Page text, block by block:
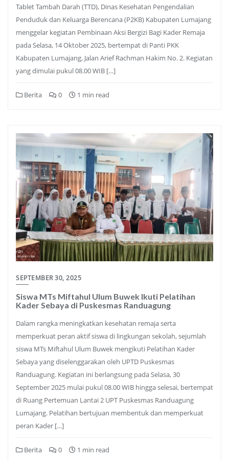
Tablet Tambah Darah (TTD), Dinas Kesehatan Pengendalian
Penduduk dan Keluarga Berencana (P2KB) Kabupaten Lumajang
menggelar kegiatan Pembinaan Aksi Bergizi Bagi Kader Remaja
pada Selasa, 14 Oktober 2025, bertempat di Panti PKK
Kabupaten Lumajang, Jalan Arief Rachman Hakim No. 2. Kegiatan
yang dimulai pukul 08.00 WIB […]
Berita 0 1 min read
SEPTEMBER 30, 2025
Siswa MTs Miftahul Ulum Buwek Ikuti Pelatihan
Kader Sebaya di Puskesmas Randuagung
Dalam rangka meningkatkan kesehatan remaja serta
memperkuat peran aktif siswa di lingkungan sekolah, sejumlah
siswa MTs Miftahul Ulum Buwek mengikuti Pelatihan Kader
Sebaya yang diselenggarakan oleh UPTD Puskesmas
Randuagung. Kegiatan ini berlangsung pada Selasa, 30
September 2025 mulai pukul 08.00 WIB hingga selesai, bertempat
di Ruang Pertemuan Lantai 2 UPT Puskesmas Randuagung
Lumajang. Pelatihan bertujuan membentuk dan memperkuat
peran Kader […]
Berita 0 1 min read